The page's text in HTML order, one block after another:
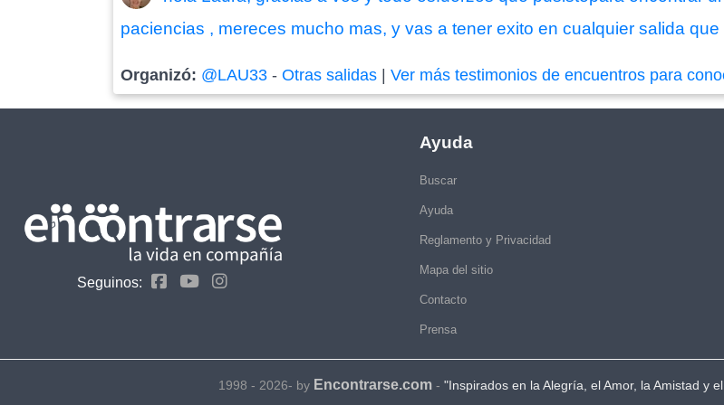
paciencias , mereces mucho mas, y vas a tener exito en cualquier salida
Organizó: @LAU33 -Otras salidas |Ver más testimonios de encuentros para
Seguinos:
Ayuda
Buscar
Ayuda
Reglamento y Privacidad
Mapa del sitio
Contacto
Prensa
1998 - 2026- by Encontrarse.com- "Inspirados en la Alegría, el Amor, la Amistad y